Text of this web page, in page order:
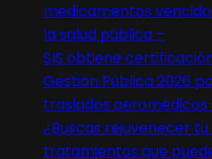
medicamentos
la salud pública –
SIS obtiene
Gestión Pública 2026
traslados aeromédicos
¿Buscas rejuvenecer
tratamientos que